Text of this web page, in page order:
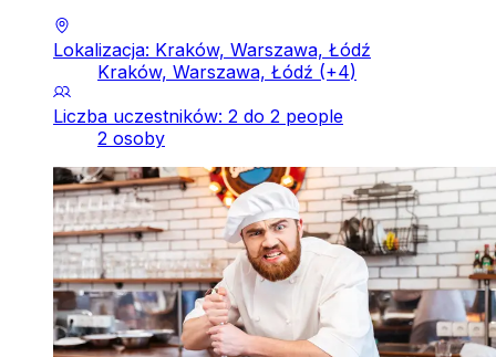
Lokalizacja: Kraków, Warszawa, Łódź
Kraków, Warszawa, Łódź (+4)
Liczba uczestników: 2 do 2 people
2 osoby